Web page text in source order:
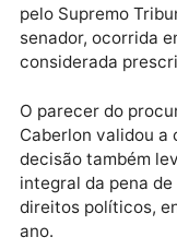
Justiça Eleitoral
para
No caso de Acir,
Lei da Ficha
pelo Supremo
senador,
considerada